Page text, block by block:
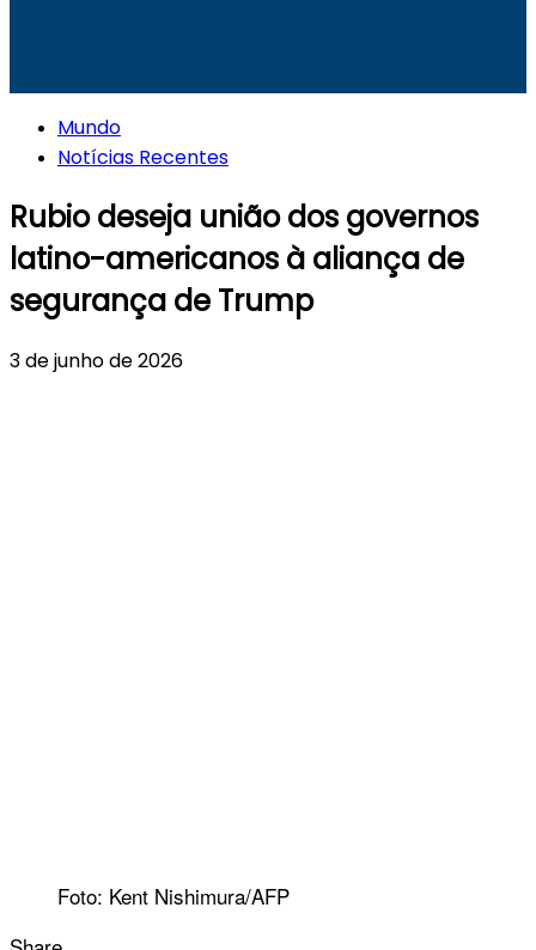
Mundo
Notícias Recentes
Rubio deseja união dos governos
latino-americanos à aliança de
segurança de Trump
3 de junho de 2026
Foto: Kent Nishimura/AFP